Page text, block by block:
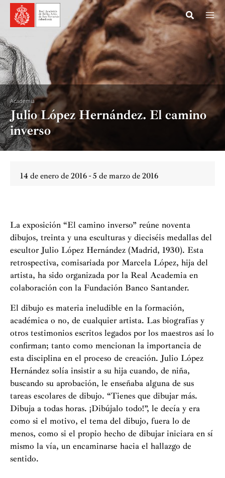
Academia
Julio López Hernández. El camino
inverso
14 de enero de 2016 - 5 de marzo de 2016
La exposición “El camino inverso” reúne noventa
dibujos, treinta y una esculturas y dieciséis medallas del
escultor Julio López Hernández (Madrid, 1930). Esta
retrospectiva, comisariada por Marcela López, hija del
artista, ha sido organizada por la Real Academia en
colaboración con la Fundación Banco Santander.
El dibujo es materia ineludible en la formación,
académica o no, de cualquier artista. Las biografías y
otros testimonios escritos legados por los maestros así lo
confirman; tanto como mencionan la importancia de
esta disciplina en el proceso de creación. Julio López
Hernández solía insistir a su hija cuando, de niña,
buscando su aprobación, le enseñaba alguna de sus
tareas escolares de dibujo. “Tienes que dibujar más.
Dibuja a todas horas. ¡Dibújalo todo!”, le decía y era
como si el motivo, el tema del dibujo, fuera lo de
menos, como si el propio hecho de dibujar iniciara en sí
mismo la vía, un encaminarse hacia el hallazgo de
sentido.